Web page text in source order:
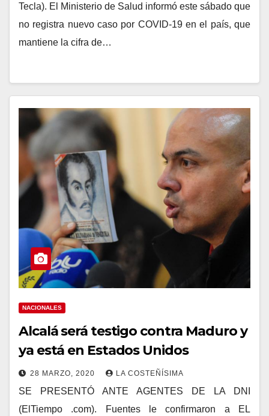
Tecla). El Ministerio de Salud informó este sábado que
no registra nuevo caso por COVID-19 en el país, que
mantiene la cifra de…
NACIONALES
Alcalá será testigo contra Maduro y
ya está en Estados Unidos
28 MARZO, 2020 LA COSTEÑÍSIMA
SE PRESENTÓ ANTE AGENTES DE LA DNI
(ElTiempo .com). Fuentes le confirmaron a EL